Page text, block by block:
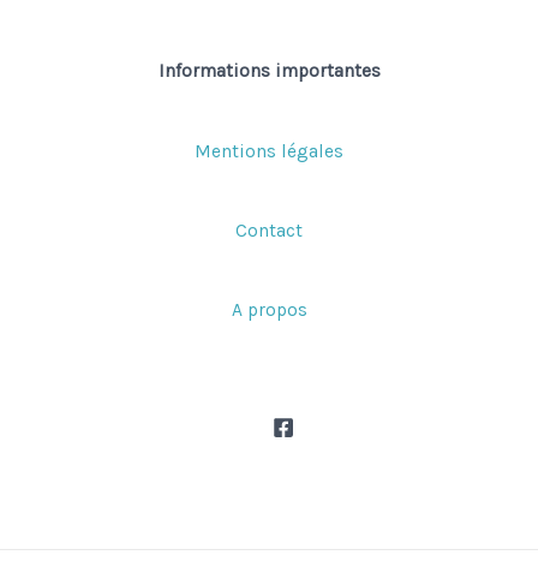
Informations importantes
Mentions légales
Contact
A propos